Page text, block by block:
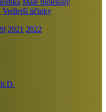
Vedlejší účinky
2021 2022